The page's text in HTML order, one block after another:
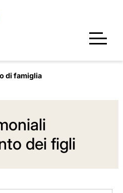
di famiglia
dei figli